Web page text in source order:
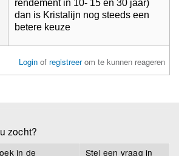
rendement in 10- 15 en 30 jaar)
dan is Kristalijn nog steeds een
betere keuze
Login of registreerom te kunnen reageren
zocht?
in de Stel een vraag in